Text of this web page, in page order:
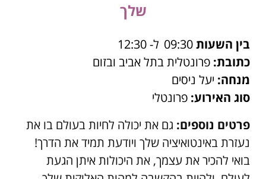
שלך
בין השעות
ל- 12:30
כתובת: פרונטלית בתל אביב ובזום
מנחה: יעל ניסים
סוג האירוע: פרונטלי
פרטים נוספים: גם את יכולה לחיות בעולם בו את
נעזרת באינטואיציה שלך ויודעת תמיד את הדרך!
בואי להכיר את עצמך, את היכולות איתן הגעת